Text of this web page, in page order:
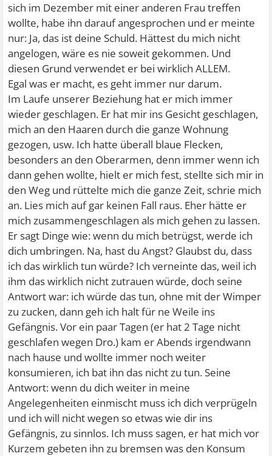
sich im Dezember mit einer anderen Frau treffen
wollte, habe ihn darauf angesprochen und er meinte
nur: Ja, das ist deine Schuld. Hättest du mich nicht
angelogen, wäre es nie soweit gekommen. Und
diesen Grund verwendet er bei wirklich ALLEM.
Egal was er macht, es geht immer nur darum.
Im Laufe unserer Beziehung hat er mich immer
wieder geschlagen. Er hat mir ins Gesicht geschlagen,
mich an den Haaren durch die ganze Wohnung
gezogen, usw. Ich hatte überall blaue Flecken,
besonders an den Oberarmen, denn immer wenn ich
dann gehen wollte, hielt er mich fest, stellte sich mir in
den Weg und rüttelte mich die ganze Zeit, schrie mich
an. Lies mich auf gar keinen Fall raus. Eher hätte er
mich zusammengeschlagen als mich gehen zu lassen.
Er sagt Dinge wie: wenn du mich betrügst, werde ich
dich umbringen. Na, hast du Angst? Glaubst du, dass
ich das wirklich tun würde? Ich verneinte das, weil ich
ihm das wirklich nicht zutrauen würde, doch seine
Antwort war: ich würde das tun, ohne mit der Wimper
zu zucken, dann geh ich halt für ne Weile ins
Gefängnis. Vor ein paar Tagen (er hat 2 Tage nicht
geschlafen wegen Dro.) kam er Abends irgendwann
nach hause und wollte immer noch weiter
konsumieren, ich bat ihn das nicht zu tun. Seine
Antwort: wenn du dich weiter in meine
Angelegenheiten einmischt muss ich dich verprügeln
und ich will nicht wegen so etwas wie dir ins
Gefängnis, zu sinnlos. Ich muss sagen, er hat mich vor
Kurzem gebeten ihn zu bremsen was den Konsum